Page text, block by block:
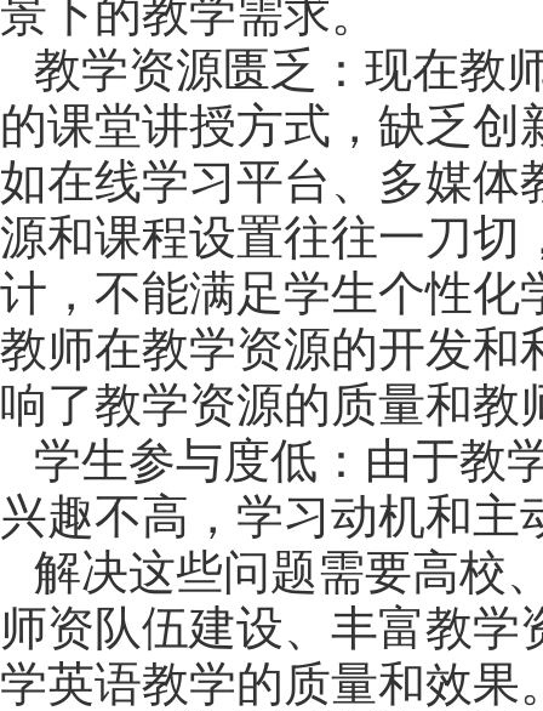
景下的教学需求。
教学资源匮乏： 现在教
的课堂讲授方式，缺乏
如在线学习平台、多媒体
源和课程设置往往一刀切
计，不能满足学生个性化
教师在教学资源的开发和
响了教学资源的质量和教
学生参与度低：由于教
兴趣不高 ， 学习动机和主
解决这些问题需要高校
师资队伍建设、丰富教
学英语教学的质量和效果